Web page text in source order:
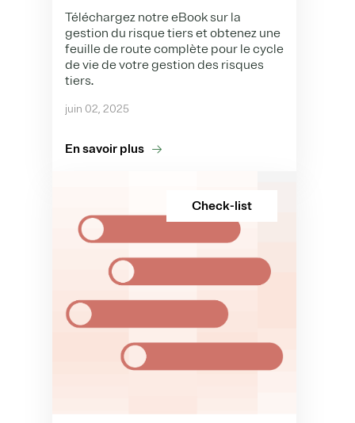
Téléchargez notre eBook sur la
gestion du risque tiers et obtenez une
feuille de route complète pour le cycle
de vie de votre gestion des risques
tiers.
juin 02, 2025
En savoir plus
Check-list